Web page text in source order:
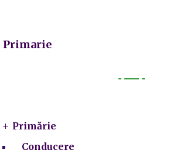
Primarie
Primărie
Conducere